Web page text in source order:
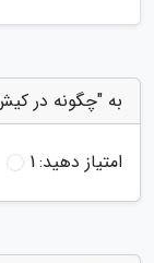
به "چگونه در
امتیاز دهید:1